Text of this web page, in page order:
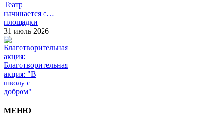
Театр
начинается с…
площадки
31 июль 2026
Благотворительная
акция: "В
школу с
добром"
МЕНЮ